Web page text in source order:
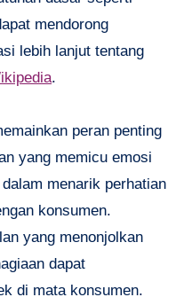
mendorong
lebih lanjut tentang
.
peran penting
yang memicu emosi
menarik perhatian
konsumen.
yang menonjolkan
dapat
di mata konsumen.